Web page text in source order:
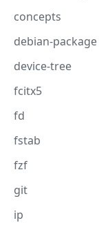
concepts
debian-package
device-tree
fcitx5
fd
fstab
fzf
git
ip